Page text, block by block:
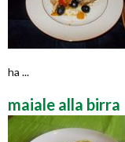
ha ...
maiale alla birra